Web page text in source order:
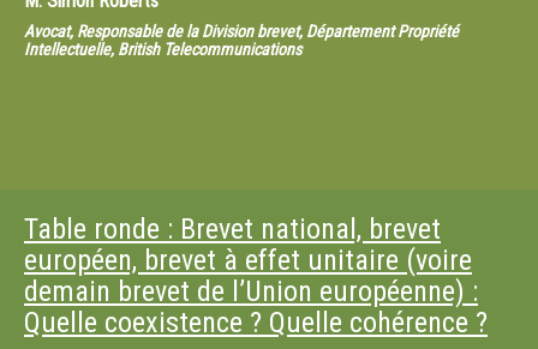
Avocat, Responsable de la Division brevet, Département Propriété
Intellectuelle, British Telecommunications
Table ronde : Brevet national, brevet
européen, brevet à effet unitaire (voire
demain brevet de l’Union européenne) :
Quelle coexistence ? Quelle cohérence ?